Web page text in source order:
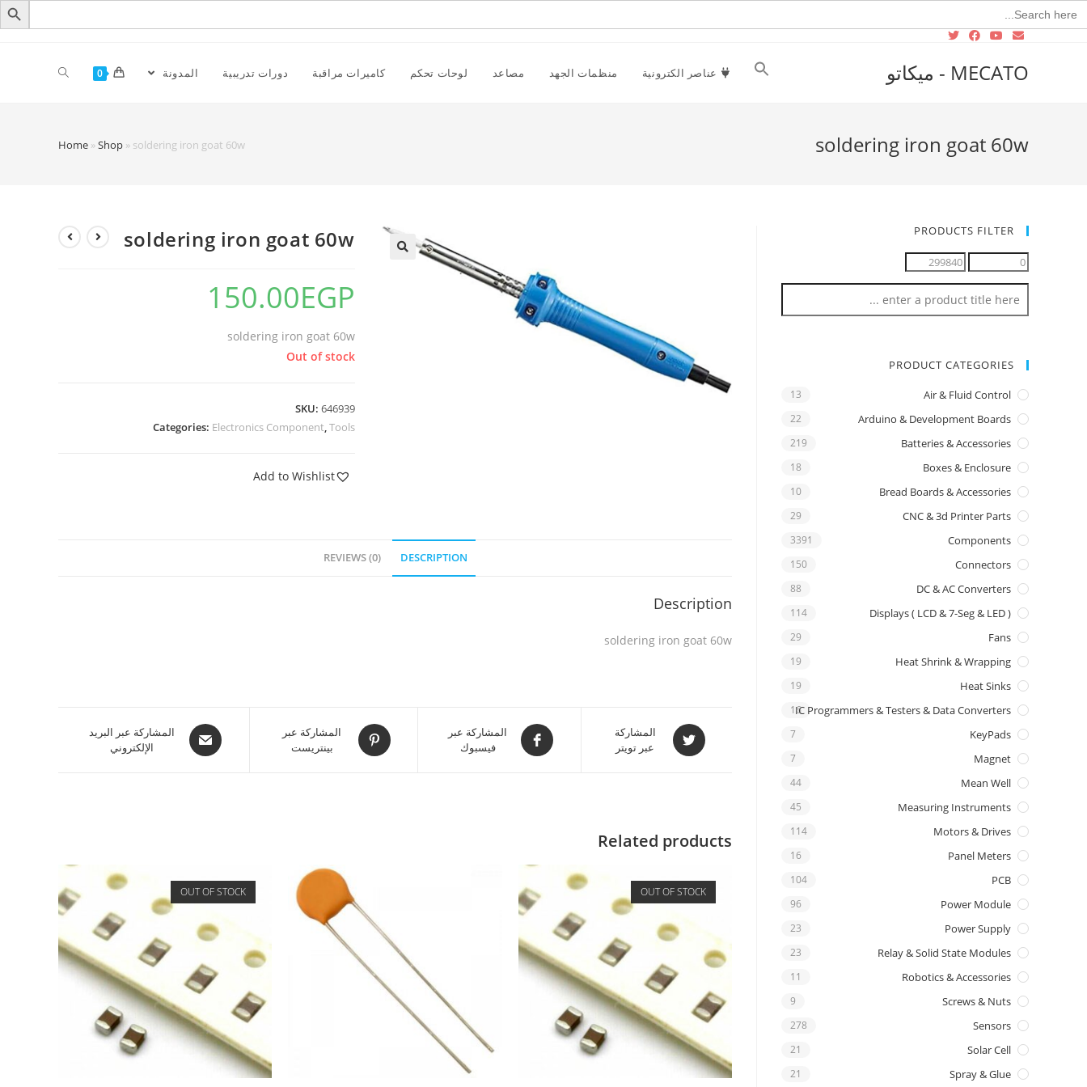
Search
for:
MECATO - ميكاتو عناصر الكترونية منظمات الجهد مصاعد لوحات تحكم كاميرات مراقبة دورات تدريبية المدونة 0
soldering iron goat 60w
Home »Shop » soldering iron goat 60w
soldering iron goat 60w
150.00EGP
soldering iron goat 60w
Out of stock
SKU: 646939
Categories: Electronics Component,Tools
Add to Wishlist
DESCRIPTION
REVIEWS (0)
Description
soldering iron goat 60w
المشاركة
عبر تويتر
المشاركة عبر
فيسبوك
المشاركة عبر
بينتريست
المشاركة عبر البريد
الإلكتروني
Related products
OUT OF STOCK
OUT OF STOCK
PRODUCTS FILTER
PRODUCT CATEGORIES
Air & Fluid Control
13
Arduino & Development Boards
22
Batteries & Accessories
219
Boxes & Enclosure
18
Bread Boards & Accessories
10
CNC & 3d Printer Parts
29
Components
3391
Connectors
150
DC & AC Converters
88
Displays ( LCD & 7-Seg & LED )
114
Fans
29
Heat Shrink & Wrapping
19
Heat Sinks
19
IC Programmers & Testers & Data Converters
16
KeyPads
7
Magnet
7
Mean Well
44
Measuring Instruments
45
Motors & Drives
114
Panel Meters
16
PCB
104
Power Module
96
Power Supply
23
Relay & Solid State Modules
23
Robotics & Accessories
11
Screws & Nuts
9
Sensors
278
Solar Cell
21
Spray & Glue
21